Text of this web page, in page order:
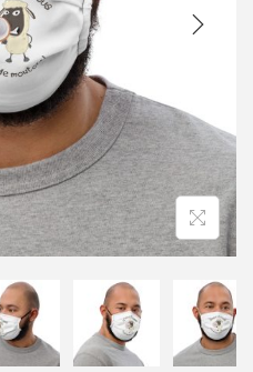
g
a
i
n
n
u